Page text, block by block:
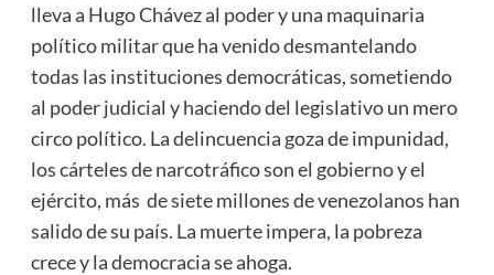
lleva a Hugo Chávez al poder y una maquinaria
político militar que ha venido desmantelando
todas las instituciones democráticas, sometiendo
al poder judicial y haciendo del legislativo un mero
circo político. La delincuencia goza de impunidad,
los cárteles de narcotráfico son el gobierno y el
ejército, más de siete millones de venezolanos han
salido de su país. La muerte impera, la pobreza
crece y la democracia se ahoga.